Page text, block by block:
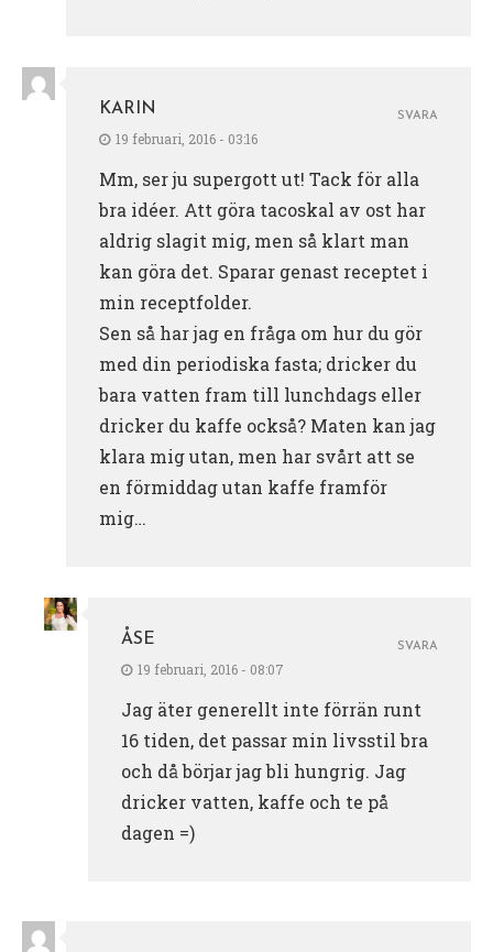
KARIN
19 februari, 2016 - 03:16
Mm, ser ju supergott ut! Tack för alla
bra idéer. Att göra tacoskal av ost har
aldrig slagit mig, men så klart man
kan göra det. Sparar genast receptet i
min receptfolder.
Sen så har jag en fråga om hur du gör
med din periodiska fasta; dricker du
bara vatten fram till lunchdags eller
dricker du kaffe också? Maten kan jag
klara mig utan, men har svårt att se
en förmiddag utan kaffe framför
mig…
SVARA
ÅSE
19 februari, 2016 - 08:07
Jag äter generellt inte förrän runt
16 tiden, det passar min livsstil bra
och då börjar jag bli hungrig. Jag
dricker vatten, kaffe och te på
dagen =)
SVARA